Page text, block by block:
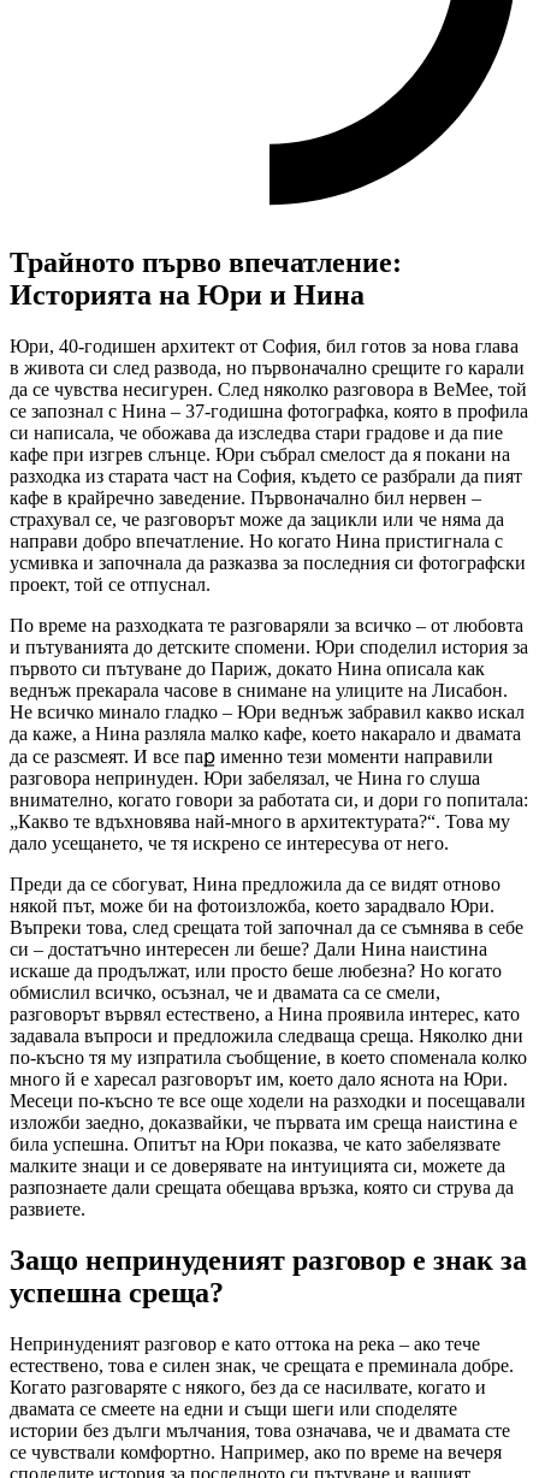
Трайното първо впечатление:
Историята на Юри и Нина
Юри, 40-годишен архитект от София, бил готов за нова глава
в живота си след развода, но първоначално срещите го карали
да се чувства несигурен. След няколко разговора в BeMee, той
се запознал с Нина – 37-годишна фотографка, която в профила
си написала, че обожава да изследва стари градове и да пие
кафе при изгрев слънце. Юри събрал смелост да я покани на
разходка из старата част на София, където се разбрали да пият
кафе в крайречно заведение. Първоначално бил нервен –
страхувал се, че разговорът може да зацикли или че няма да
направи добро впечатление. Но когато Нина пристигнала с
усмивка и започнала да разказва за последния си фотографски
проект, той се отпуснал.
По време на разходката те разговаряли за всичко – от любовта
и пътуванията до детските спомени. Юри споделил история за
първото си пътуване до Париж, докато Нина описала как
веднъж прекарала часове в снимане на улиците на Лисабон.
Не всичко минало гладко – Юри веднъж забравил какво искал
да каже, а Нина разляла малко кафе, което накарало и двамата
да се разсмеят. И все паք именно тези моменти направили
разговора непринуден. Юри забелязал, че Нина го слуша
внимателно, когато говори за работата си, и дори го попитала:
„Какво те вдъхновява най-много в архитектурата?“. Това му
дало усещането, че тя искрено се интересува от него.
Преди да се сбогуват, Нина предложила да се видят отново
някой път, може би на фотоизложба, което зарадвало Юри.
Въпреки това, след срещата той започнал да се съмнява в себе
си – достатъчно интересен ли беше? Дали Нина наистина
искаше да продължат, или просто беше любезна? Но когато
обмислил всичко, осъзнал, че и двамата са се смели,
разговорът вървял естествено, а Нина проявила интерес, като
задавала въпроси и предложила следваща среща. Няколко дни
по-късно тя му изпратила съобщение, в което споменала колко
много й е харесал разговорът им, което дало яснота на Юри.
Месеци по-късно те все още ходели на разходки и посещавали
изложби заедно, доказвайки, че първата им среща наистина е
била успешна. Опитът на Юри показва, че като забелязвате
малките знаци и се доверявате на интуицията си, можете да
разпознаете дали срещата обещава връзка, която си струва да
развиете.
Защо непринуденият разговор е знак за
успешна среща?
Непринуденият разговор е като оттока на река – ако тече
естествено, това е силен знак, че срещата е преминала добре.
Когато разговаряте с някого, без да се насилвате, когато и
двамата се смеете на едни и същи шеги или споделяте
истории без дълги мълчания, това означава, че и двамата сте
се чувствали комфортно. Например, ако по време на вечеря
споделите история за последното си пътуване и вашият